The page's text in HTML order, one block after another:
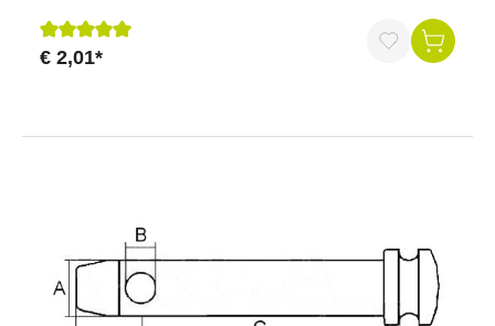
Durchschnittliche Bewertung von 5 von 5 Sternen
€ 2,01*